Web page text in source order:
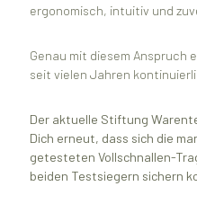
ergonomisch, intuitiv und
Genau mit diesem Anspruch
seit vielen Jahren
Der aktuelle Stiftung
Dich erneut, dass sich die
getesteten Vollschnallen-
beiden Testsiegern sichern